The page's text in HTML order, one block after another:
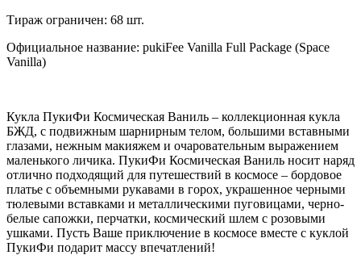
Тираж ограничен: 68 шт.
Официальное название: pukiFee Vanilla Full Package (Space
Vanilla)
Кукла ПукиФи Космическая Ваниль – коллекционная кукла
БЖД, с подвижным шарнирным телом, большими вставными
глазами, нежным макияжем и очаровательным выражением
маленького личика. ПукиФи Космическая Ваниль носит наряд
отлично подходящий для путешествий в космосе – бордовое
платье с объемными рукавами в горох, украшенное черными
тюлевыми вставками и металлическими пуговицами, черно-
белые сапожки, перчатки, космический шлем с розовыми
ушками. Пусть Ваше приключение в космосе вместе с куклой
ПукиФи подарит массу впечатлений!